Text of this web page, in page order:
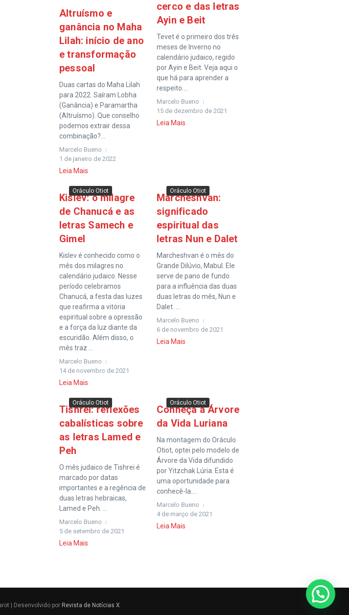
Altruísmo e
ganância no Maha
Lilah: início de ano
e transformação
pessoal
Duas cartas do Maha Lilah
para 2022. Saíram Lobha
(Ganância) e Paramartha
(Altruísmo). Que conselho
podemos extrair dessa
combinação?...
Marcelo Bueno
1 de janeiro de 2022
Leia Mais
cerco e das letras
Ayin e Beit
Tevet é o primeiro dos três
meses de Inverno no
calendário judaico, regido
por Ayin e Beit. Veja aqui o
que há para aprender a
respeito....
Marcelo Bueno
15 de dezembro de 2021
Leia Mais
Oráculo Otiot
Kislev: o milagre
de Chanucá e as
letras Samech e
Gimel
Kislev é conhecido como o
mês dos milagres no
calendário judaico. Nesse
período celebramos
Chanucá, a festa das luzes
que reafirma a vitória
espiritual sobre a opressão
e a força da luz diante da
escuridão. Além disso, o
mês traz ...
Marcelo Bueno
14 de novembro de 2021
Leia Mais
Oráculo Otiot
Marcheshvan:
significado
espiritual das
letras Nun e Dalet
Marcheshvan é o mês do
Grande Dilúvio, Mabul. Ele
serve de pano de fundo
para a influência das duas
duas letras do mês, Nun e
Dalet. ...
Marcelo Bueno
6 de novembro de 2021
Leia Mais
Oráculo Otiot
Tishrei: reflexões
cabalísticas sobre
as letras Lamed e
Peh
O mês judaico de Tishrei é
marcado por datas
importantes e a regência de
duas letras hebraicas,
Lamed e Peh. ...
Marcelo Bueno
5 de setembro de 2021
Leia Mais
Oráculo Otiot
Conheça a Árvore
da Vida Luriana
Na montagem do Oráculo
Otiot, optei pelo modelo de
Árvore da Vida difundido
por Yitzchak Lúria. Esta é
uma oportunidade para
conhecê-la....
Marcelo Bueno
4 de março de 2021
Leia Mais
| Desenvolvido por Revista de Notícias X